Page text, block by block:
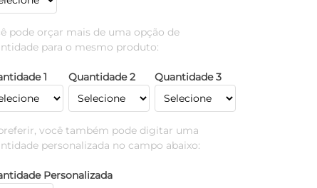
pode orçar mais de uma opção de
para o mesmo produto:
1 Quantidade 2 Quantidade 3
você também pode digitar uma
personalizada no campo abaixo:
Personalizada